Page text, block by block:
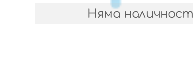
Няма наличност